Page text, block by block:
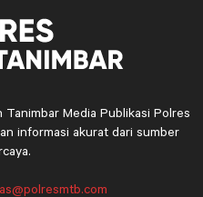
Media Publikasi Polres
informasi akurat dari sumber